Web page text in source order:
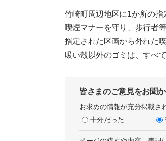
竹崎町周辺地区に1か所の指
喫煙マナーを守り、歩行者
指定された区画から外れた
吸い殻以外のゴミは、すべ
皆さまのご意見をお聞
お求めの情報が充分掲載さ
十分だった